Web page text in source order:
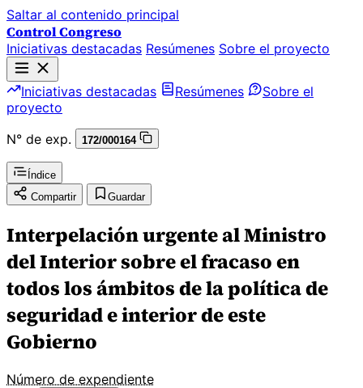
Saltar al contenido principal
Control Congreso
Iniciativas destacadas Resúmenes Sobre el proyecto
Iniciativas destacadas Resúmenes
Sobre el
proyecto
N° de exp.
172/000164
Índice
Compartir
Guardar
Interpelación urgente al Ministro
del Interior sobre el fracaso en
todos los ámbitos de la política de
seguridad e interior de este
Gobierno
Número de expendiente